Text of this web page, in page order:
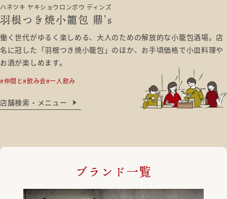
ハネツキ ヤキショウロンポウ ディンズ
羽根つき焼小籠包 鼎's
働く世代がゆるく楽しめる、大人のための解放的な小籠包酒場。店
名に冠した「羽根つき焼小籠包」のほか、お手頃価格で小皿料理や
お酒が楽しめます。
#仲間と#飲み会#一人飲み
店舗検索・メニュー
ブランド一覧